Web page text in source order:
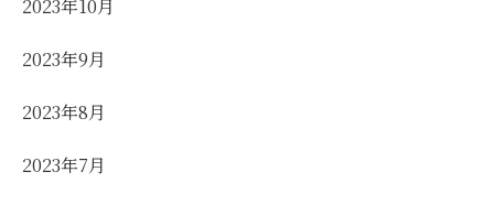
2023年10月
2023年9月
2023年8月
2023年7月